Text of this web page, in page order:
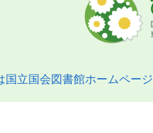
国立国会図書館ホームページ